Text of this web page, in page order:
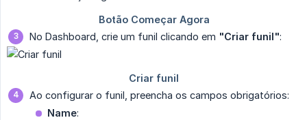
No Dashboard, crie um funil clicando em "Criar funil":
Ao configurar o funil, preencha os campos obrigatórios:
Name: